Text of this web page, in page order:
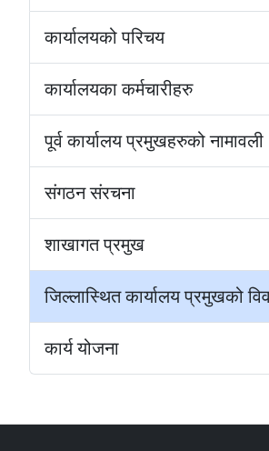
कार्यालयको परिचय
कार्यालयका कर्मचारीहरु
पूर्व कार्यालय प्रमुखहरुको नामावली
संगठन संरचना
शाखागत प्रमुख
जिल्लास्थित कार्यालय प्रमुखको
कार्य योजना